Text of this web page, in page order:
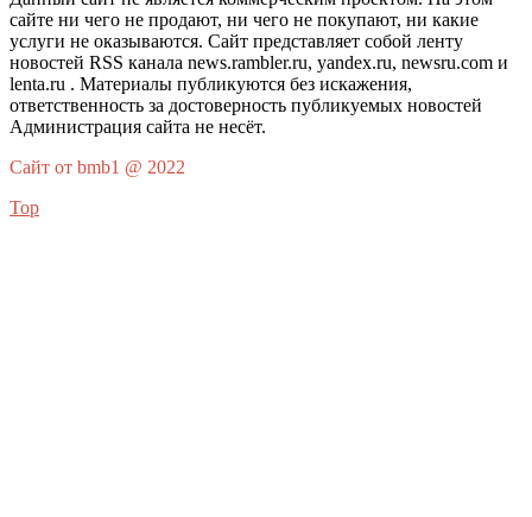
сайте ни чего не продают, ни чего не покупают, ни какие
услуги не оказываются. Сайт представляет собой ленту
новостей RSS канала news.rambler.ru, yandex.ru, newsru.com и
lenta.ru . Материалы публикуются без искажения,
ответственность за достоверность публикуемых новостей
Администрация сайта не несёт.
Сайт от bmb1 @ 2022
Top